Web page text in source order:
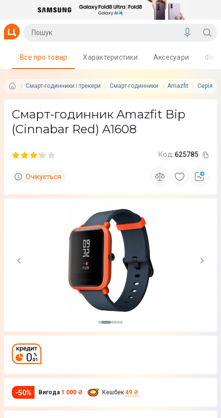
Смарт-годинники і трекери Смарт-годинники Amazfit Серія:
Все про товар Характеристики Аксесуари
Смарт-годинник Amazfit Bip
(Cinnabar Red) A1608
Код: 625785
Очікується
-50% Вигода 1 000 ₴ Кешбек 49 ₴